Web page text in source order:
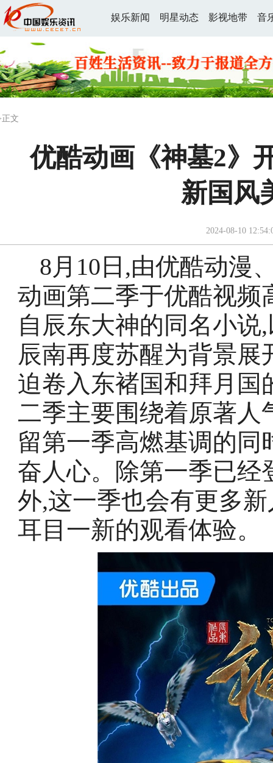
娱乐新闻 明星动态 影视地带 音
文
优酷动画《神墓2》
新国风
2024-08-10
8月10日,由优酷动漫
动画第二季于优酷视频
自辰东大神的同名小
辰南再度苏醒为背景
迫卷入东褚国和拜月国
二季主要围绕着原著人
留第一季高燃基调的
奋人心。除第一季已经
外,这一季也会有更多
耳目一新的观看体验。